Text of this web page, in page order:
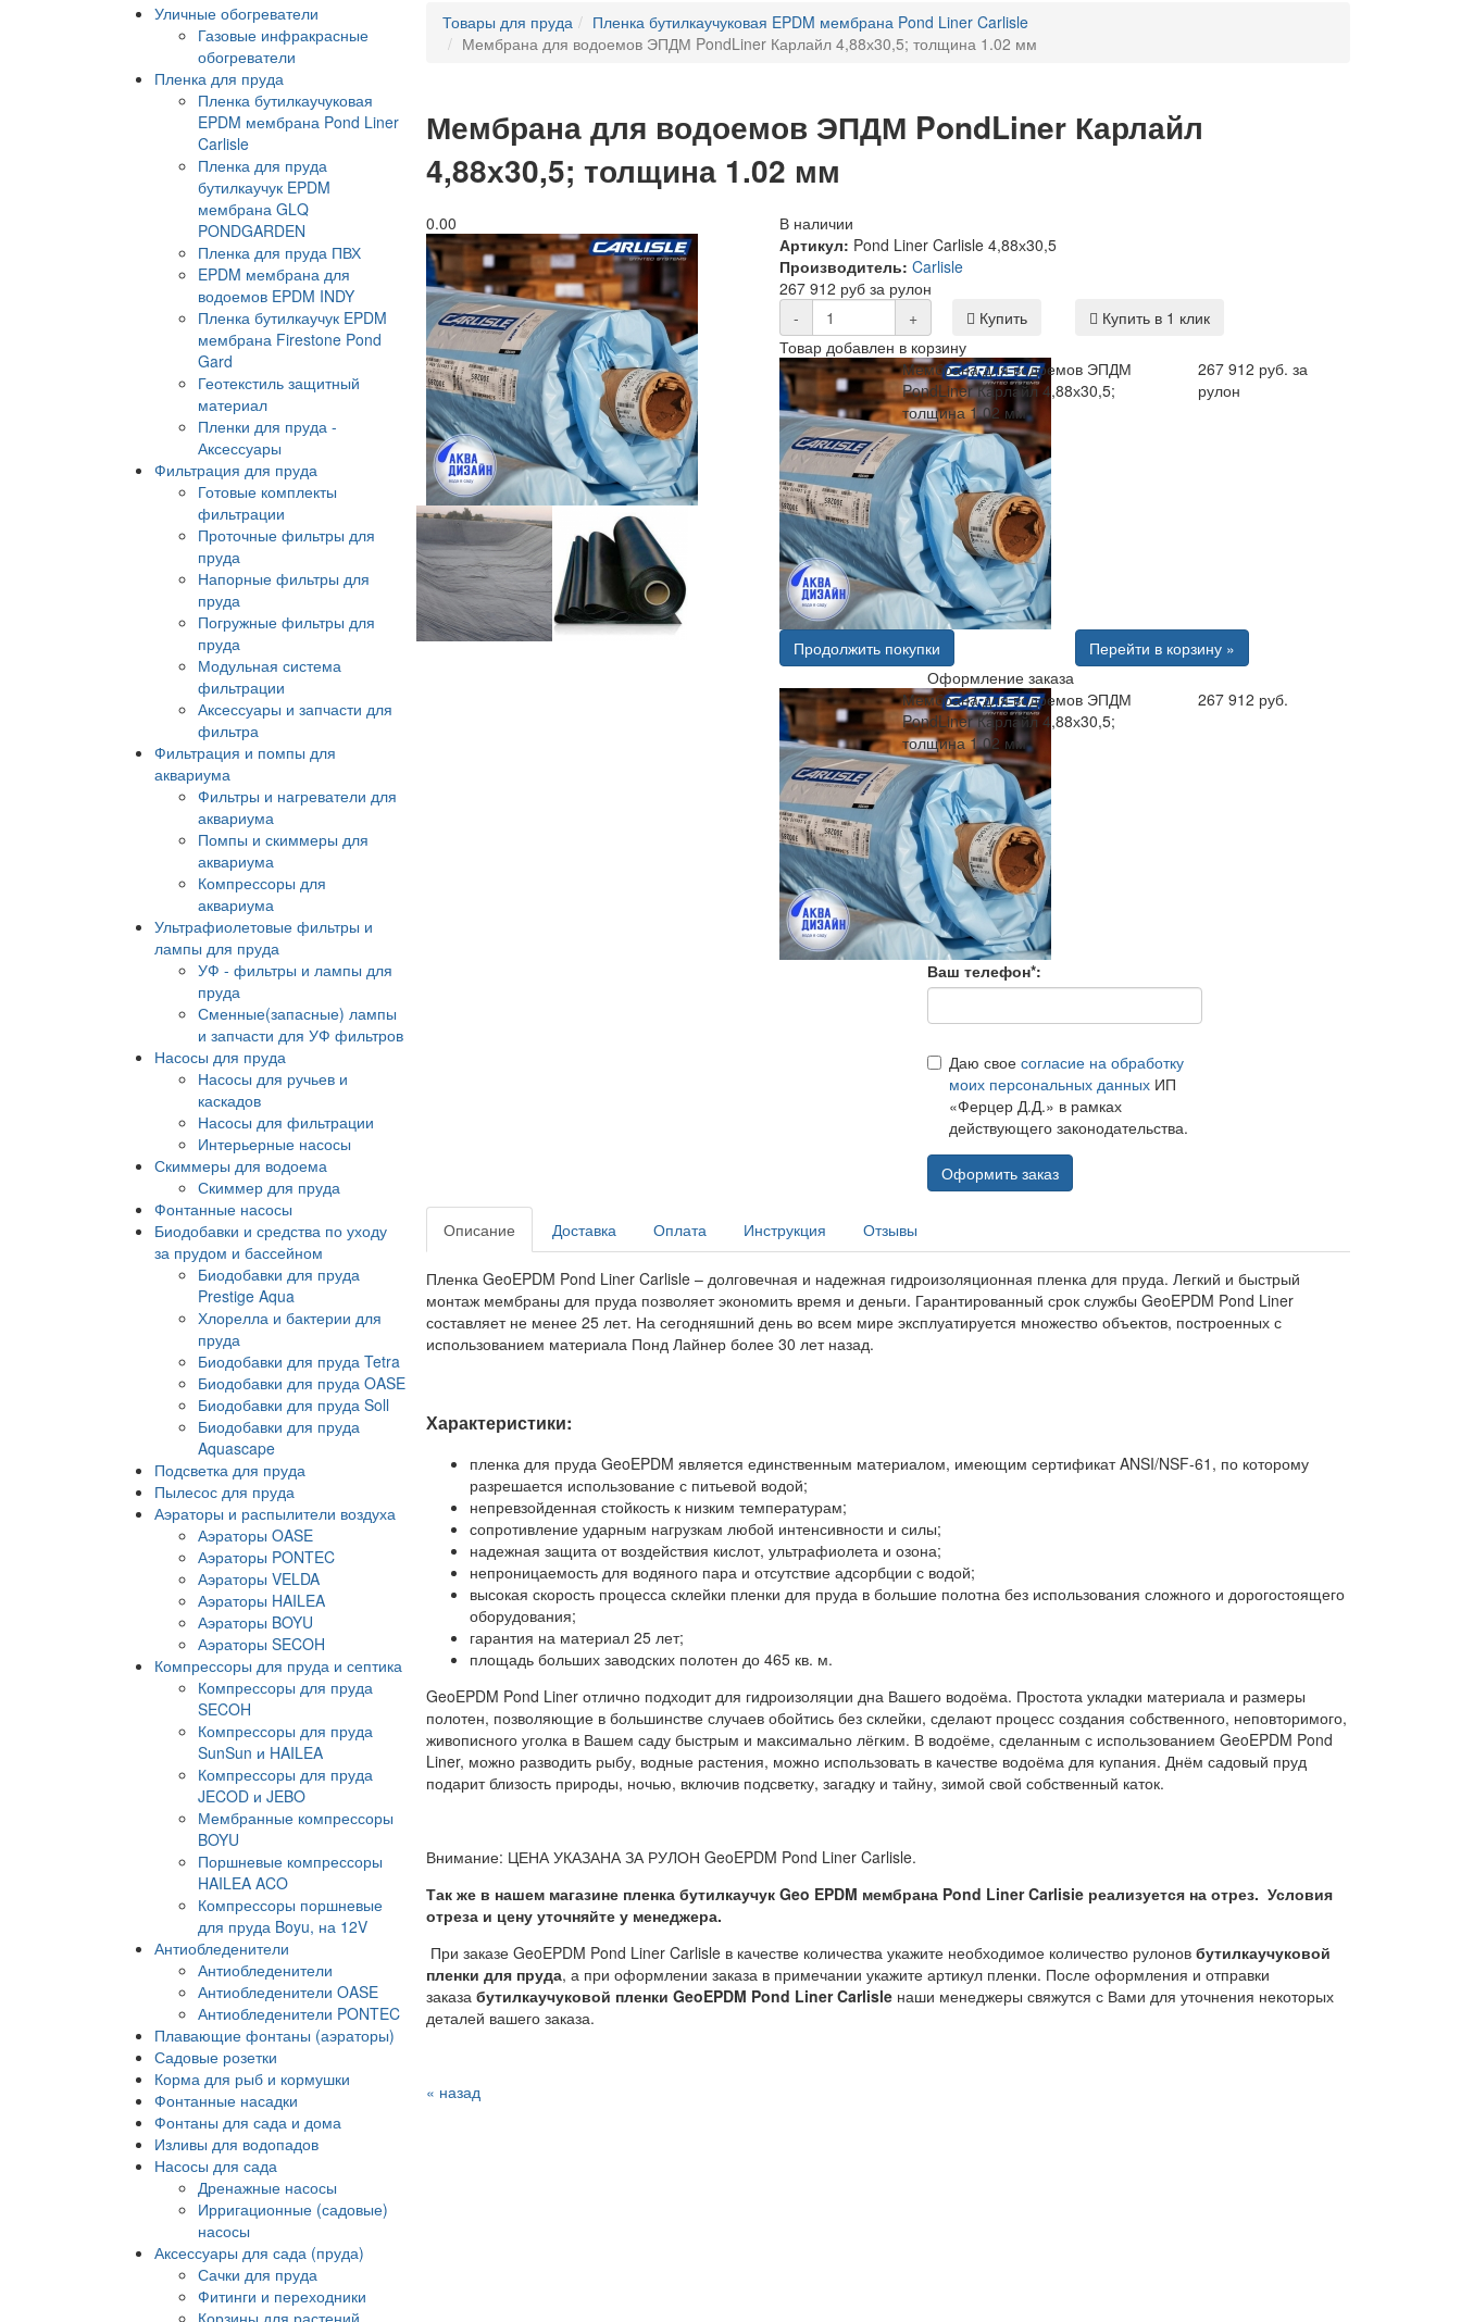
Уличные обогреватели
Газовые инфракрасные
обогреватели
Пленка для пруда
Пленка бутилкаучуковая
EPDM мембрана Pond Liner
Carlisle
Пленка для пруда
бутилкаучук EPDM
мембрана GLQ
PONDGARDEN
Пленка для пруда ПВХ
EPDM мембрана для
водоемов EPDM INDY
Пленка бутилкаучук EPDM
мембрана Firestone Pond
Gard
Геотекстиль защитный
материал
Пленки для пруда -
Аксессуары
Фильтрация для пруда
Готовые комплекты
фильтрации
Проточные фильтры для
пруда
Напорные фильтры для
пруда
Погружные фильтры для
пруда
Модульная система
фильтрации
Аксессуары и запчасти для
фильтра
Фильтрация и помпы для
аквариума
Фильтры и нагреватели для
аквариума
Помпы и скиммеры для
аквариума
Компрессоры для
аквариума
Ультрафиолетовые фильтры и
лампы для пруда
УФ - фильтры и лампы для
пруда
Сменные(запасные) лампы
и запчасти для УФ фильтров
Насосы для пруда
Насосы для ручьев и
каскадов
Насосы для фильтрации
Интерьерные насосы
Скиммеры для водоема
Скиммер для пруда
Фонтанные насосы
Биодобавки и средства по уходу
за прудом и бассейном
Биодобавки для пруда
Prestige Aqua
Хлорелла и бактерии для
пруда
Биодобавки для пруда Tetra
Биодобавки для пруда OASE
Биодобавки для пруда Soll
Биодобавки для пруда
Aquascape
Подсветка для пруда
Пылесос для пруда
Аэраторы и распылители воздуха
Аэраторы OASE
Аэраторы PONTEC
Аэраторы VELDA
Аэраторы HAILEA
Аэраторы BOYU
Аэраторы SECOH
Компрессоры для пруда и септика
Компрессоры для пруда
SECOH
Компрессоры для пруда
SunSun и HAILEA
Компрессоры для пруда
JECOD и JEBO
Мембранные компрессоры
BOYU
Поршневые компрессоры
HAILEA ACO
Компрессоры поршневые
для пруда Boyu, на 12V
Антиобледенители
Антиобледенители
Антиобледенители OASE
Антиобледенители PONTEC
Плавающие фонтаны (аэраторы)
Садовые розетки
Корма для рыб и кормушки
Фонтанные насадки
Фонтаны для сада и дома
Изливы для водопадов
Насосы для сада
Дренажные насосы
Ирригационные (садовые)
насосы
Аксессуары для сада (пруда)
Сачки для пруда
Фитинги и переходники
Корзины для растений
Товары для пруда
Пленка бутилкаучуковая EPDM мембрана Pond Liner Carlisle
Мембрана для водоемов ЭПДМ PondLiner Карлайл 4,88х30,5; толщина 1.02 мм
Мембрана для водоемов ЭПДМ PondLiner Карлайл
4,88х30,5; толщина 1.02 мм
0.00
В наличии
Артикул: Pond Liner Carlisle 4,88х30,5
Производитель: Carlisle
267 912 руб за рулон
-
+ Купить
Купить в 1 клик
Товар добавлен в корзину
Мембрана для водоемов ЭПДМ
PondLiner Карлайл 4,88х30,5;
толщина 1.02 мм
267 912 руб. за
рулон
Продолжить покупки
Перейти в корзину »
Оформление заказа
Мембрана для водоемов ЭПДМ
PondLiner Карлайл 4,88х30,5;
толщина 1.02 мм
267 912 руб.
Ваш телефон*:
Даю свое согласие на обработку
моих персональных данныхИП
«Ферцер Д.Д.» в рамках
действующего законодательства.
Оформить заказ
Описание Доставка Оплата Инструкция Отзывы
Пленка GeoEPDM Pond Liner Carlisle – долговечная и надежная гидроизоляционная пленка для пруда. Легкий и быстрый
монтаж мембраны для пруда позволяет экономить время и деньги. Гарантированный срок службы GeoEPDM Pond Liner
составляет не менее 25 лет. На сегодняшний день во всем мире эксплуатируется множество объектов, построенных с
использованием материала Понд Лайнер более 30 лет назад.
Характеристики:
пленка для пруда GeoEPDM является единственным материалом, имеющим сертификат ANSI/NSF-61, по которому
разрешается использование с питьевой водой;
непревзойденная стойкость к низким температурам;
сопротивление ударным нагрузкам любой интенсивности и силы;
надежная защита от воздействия кислот, ультрафиолета и озона;
непроницаемость для водяного пара и отсутствие адсорбции с водой;
высокая скорость процесса склейки пленки для пруда в большие полотна без использования сложного и дорогостоящего
оборудования;
гарантия на материал 25 лет;
площадь больших заводских полотен до 465 кв. м.
GeoEPDM Pond Liner отлично подходит для гидроизоляции дна Вашего водоёма. Простота укладки материала и размеры
полотен, позволяющие в большинстве случаев обойтись без склейки, сделают процесс создания собственного, неповторимого,
живописного уголка в Вашем саду быстрым и максимально лёгким. В водоёме, сделанным с использованием GeoEPDM Pond
Liner, можно разводить рыбу, водные растения, можно использовать в качестве водоёма для купания. Днём садовый пруд
подарит близость природы, ночью, включив подсветку, загадку и тайну, зимой свой собственный каток.
Внимание: ЦЕНА УКАЗАНА ЗА РУЛОН GeoEPDM Pond Liner Carlisle.
Так же в нашем магазине пленка бутилкаучук Geo EPDM мембрана Pond Liner Carlisie реализуется на отрез. Условия
отреза и цену уточняйте у менеджера.
При заказе GeoEPDM Pond Liner Carlisle в качестве количества укажите необходимое количество рулонов бутилкаучуковой
пленки для пруда, а при оформлении заказа в примечании укажите артикул пленки. После оформления и отправки
заказа бутилкаучуковой пленки GeoEPDM Pond Liner Carlisleнаши менеджеры свяжутся с Вами для уточнения некоторых
деталей вашего заказа.
« назад